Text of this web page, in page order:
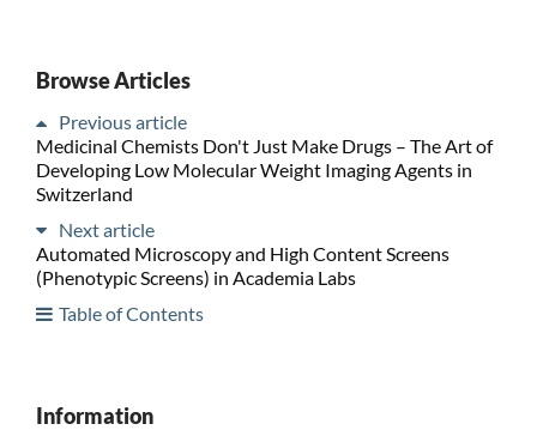
Browse Articles
Previous article
Medicinal Chemists Don't Just Make Drugs – The Art of
Developing Low Molecular Weight Imaging Agents in
Switzerland
Next article
Automated Microscopy and High Content Screens
(Phenotypic Screens) in Academia Labs
Table of Contents
Information